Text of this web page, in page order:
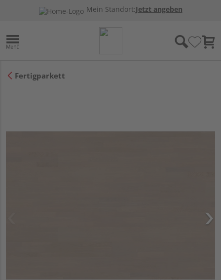
Mein Standort:Jetzt angeben
Fertigparkett